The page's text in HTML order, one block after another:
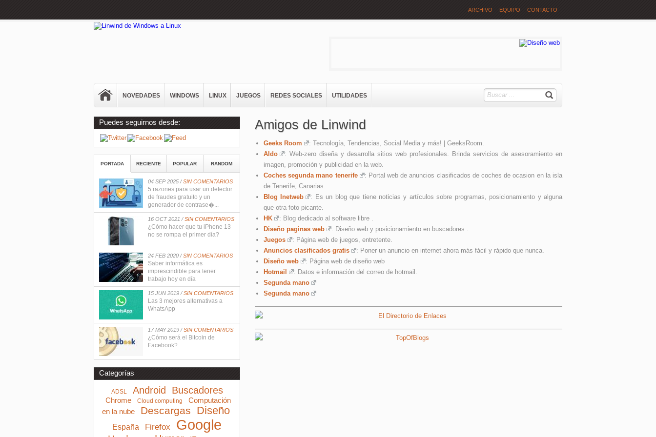
ARCHIVO EQUIPO CONTACTO
NOVEDADES WINDOWS LINUX JUEGOS REDES SOCIALES UTILIDADES
Amigos de Linwind
Geeks Room
: Tecnología, Tendencias, Social Media y más! | GeeksRoom.
Aldo
: Web-zero diseña y desarrolla sitios web profesionales. Brinda servicios de asesoramiento en
imagen, promoción y publicidad en la web.
Coches segunda mano tenerife
: Portal web de anuncios clasificados de coches de ocasion en la isla
de Tenerife, Canarias.
Blog Inetweb
: Es un blog que tiene noticias y artículos sobre programas, posicionamiento y alguna
que otra foto picante.
HK
: Blog dedicado al software libre .
Diseño paginas web
: Diseño web y posicionamiento en buscadores .
Juegos
: Página web de juegos, entretente.
Anuncios clasificados gratis
: Poner un anuncio en internet ahora más fácil y rápido que nunca.
Diseño web
: Página web de diseño web
Hotmail
: Datos e información del correo de hotmail.
Segunda mano
Segunda mano
Puedes seguirnos desde:
PORTADA RECIENTE POPULAR RANDOM
04 SEP 2025 /SIN COMENTARIOS
5 razones para usar un detector
de fraudes gratuito y un
generador de contrase�...
16 OCT 2021 /SIN COMENTARIOS
¿Cómo hacer que tu iPhone 13
no se rompa el primer día?
24 FEB 2020 /SIN COMENTARIOS
Saber informática es
imprescindible para tener
trabajo hoy en día
15 JUN 2019 /SIN COMENTARIOS
Las 3 mejores alternativas a
WhatsApp
17 MAY 2019 /SIN COMENTARIOS
¿Cómo será el Bitcoin de
Facebook?
Categorías
ADSL Android Buscadores
Chrome Cloud computing
Computación
en la nube
Descargas Diseño
España Firefox Google